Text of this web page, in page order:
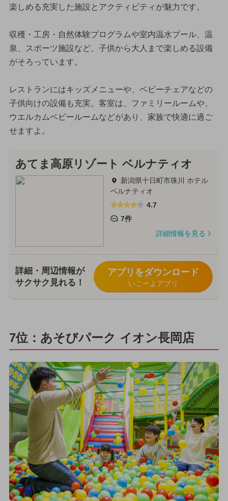
楽しめる充実した施設とアクティビティが魅力です。
収穫・工房・自然体験プログラムや室内温水プール、温
泉、スポーツ施設など、子供から大人まで楽しめる設備
がそろっています。
レストランにはキッズメニューや、ベビーチェアなどの
子供向けの設備も充実。客室は、ファミリールームや、
ウエルカムベビールームなどがあり、家族で快適に過ご
せますよ。
あてま高原リゾート ベルナティオ
新潟県十日町市珠川 ホテル
ベルナティオ
4.7
7件
詳細情報を見る
詳細・周辺情報が
サクサク見れる！
アプリをダウンロード
いこーよアプリ
7位：あそびパーク イオン長岡店